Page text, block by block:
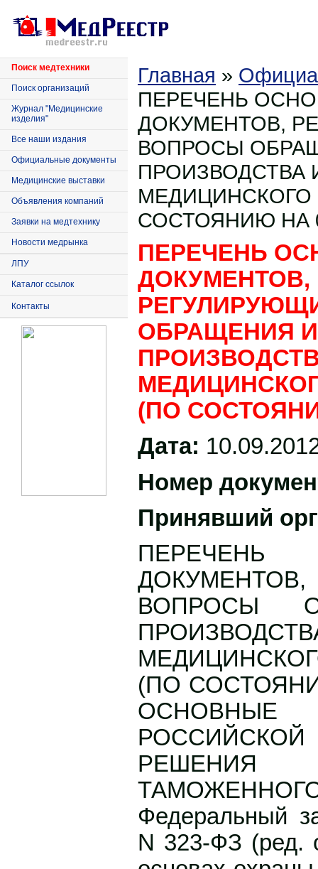
Поиск медтехники
Поиск организаций
Журнал "Медицинские
изделия"
Все наши издания
Официальные документы
Медицинские выставки
Объявления компаний
Заявки на медтехнику
Новости медрынка
ЛПУ
Каталог ссылок
Контакты
Главная »
ПЕРЕЧЕНЬ
ДОКУМЕНТОВ,
ВОПРОСЫ
ПРОИЗВОДСТВА
МЕДИЦИНСКОГО
СОСТОЯНИЮ НА
ПЕРЕЧЕНЬ
ДОКУМЕНТОВ,
ОБРАЩЕНИЯ И
(ПО
Дата:
Номер
Принявший
ВОПРОСЫ
(ПО
Федеральный
N 323-ФЗ (ред.